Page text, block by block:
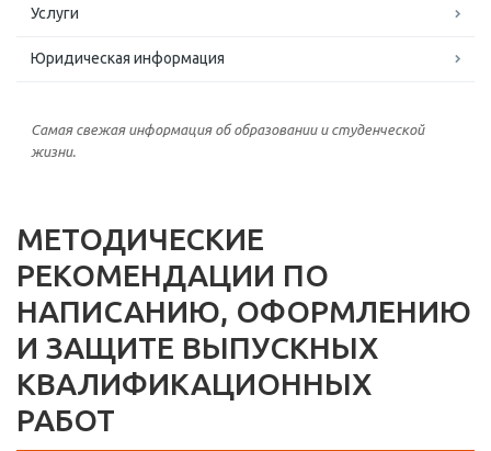
Услуги
Юридическая информация
Самая свежая информация об образовании и студенческой
жизни.
МЕТОДИЧЕСКИЕ
РЕКОМЕНДАЦИИ ПО
НАПИСАНИЮ, ОФОРМЛЕНИЮ
И ЗАЩИТЕ ВЫПУСКНЫХ
КВАЛИФИКАЦИОННЫХ
РАБОТ